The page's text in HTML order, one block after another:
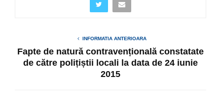
INFORMATIA ANTERIOARA
Fapte de natură contravențională constatate
de către polițiștii locali la data de 24 iunie
2015